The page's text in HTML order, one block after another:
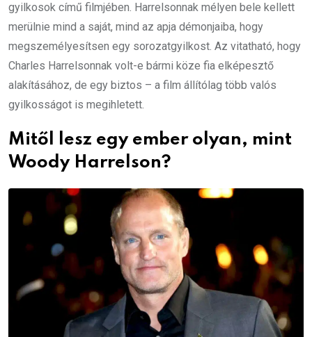
gyilkosok című filmjében. Harrelsonnak mélyen bele kellett
merülnie mind a saját, mind az apja démonjaiba, hogy
megszemélyesítsen egy sorozatgyilkost. Az vitatható, hogy
Charles Harrelsonnak volt-e bármi köze fia elképesztő
alakításához, de egy biztos – a film állítólag több valós
gyilkosságot is megihletett.
Mitől lesz egy ember olyan, mint
Woody Harrelson?